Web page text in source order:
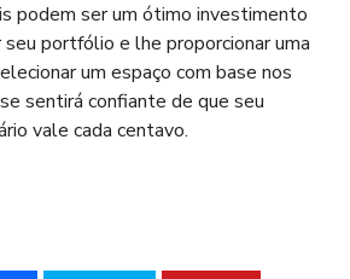
podem ser um ótimo investimento
portfólio e lhe proporcionar uma
um espaço com base nos
sentirá confiante de que seu
vale cada centavo.